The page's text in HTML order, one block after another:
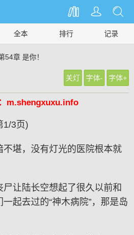
全本 排行 记录
54章 是你！
关灯 字体- 字体+
m.shengxuxu.info
1/3页)
不堪，没有灯光的医院根本就
让陆长空想起了很久以前和
起去过的“神木病院”，那是岛